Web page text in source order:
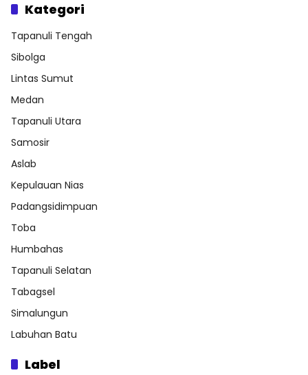
Kategori
Tapanuli Tengah
Sibolga
Lintas Sumut
Medan
Tapanuli Utara
Samosir
Aslab
Kepulauan Nias
Padangsidimpuan
Toba
Humbahas
Tapanuli Selatan
Tabagsel
Simalungun
Labuhan Batu
Label